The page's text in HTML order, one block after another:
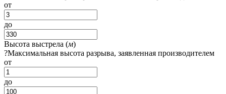
от
до
Высота выстрела (м)
?Максимальная высота разрыва, заявленная производителем
от
до